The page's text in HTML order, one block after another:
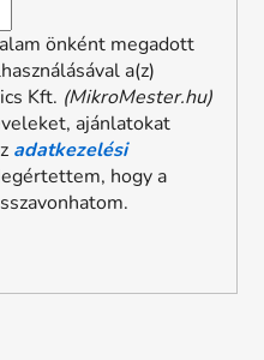
önként megadott
a(z)
Kft. (MikroMester.hu)
ajánlatokat
adatkezelési
hogy a